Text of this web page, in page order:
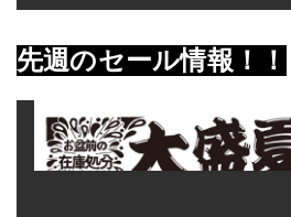
先週のセール情報！！